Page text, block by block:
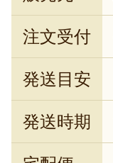
注文受付
発送目安
発送時期